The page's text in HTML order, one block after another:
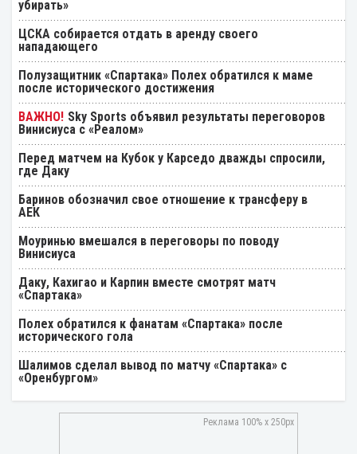
убирать»
ЦСКА собирается отдать в аренду своего
нападающего
Полузащитник «Спартака» Полех обратился к маме
после исторического достижения
Sky Sports объявил результаты переговоров
Винисиуса с «Реалом»
Перед матчем на Кубок у Карседо дважды спросили,
где Даку
Баринов обозначил свое отношение к трансферу в
АЕК
Моуринью вмешался в переговоры по поводу
Винисиуса
Даку, Кахигао и Карпин вместе смотрят матч
«Спартака»
Полех обратился к фанатам «Спартака» после
исторического гола
Шалимов сделал вывод по матчу «Спартака» с
«Оренбургом»